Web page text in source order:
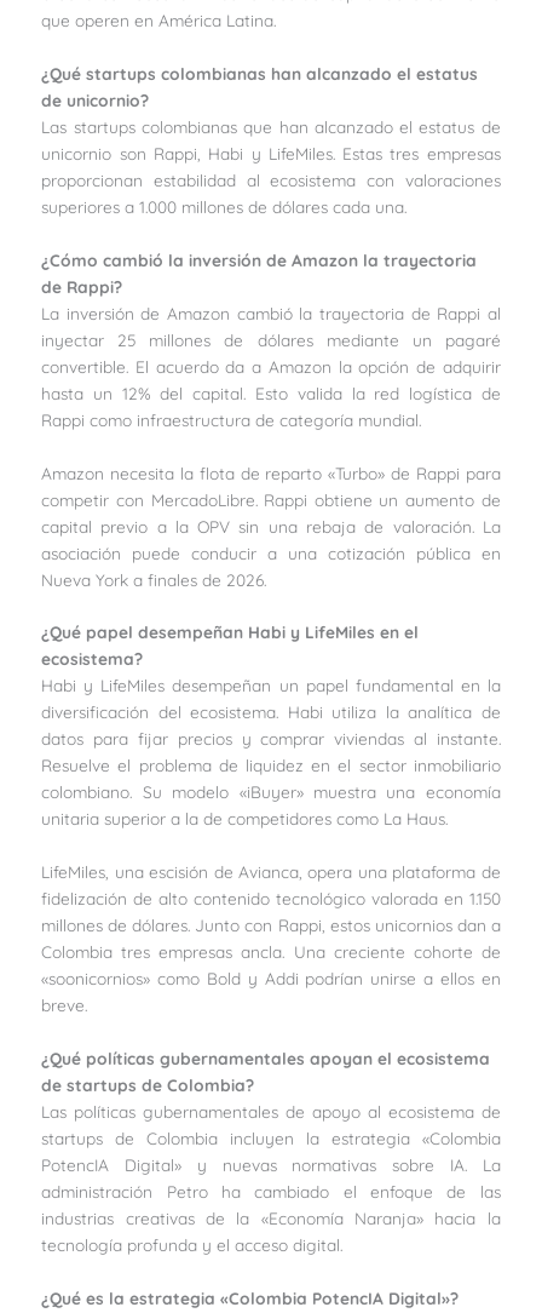
que operen en América Latina.
¿Qué startups colombianas han alcanzado el estatus
de unicornio?
Las startups colombianas que han alcanzado el estatus de
unicornio son Rappi, Habi y LifeMiles. Estas tres empresas
proporcionan estabilidad al ecosistema con valoraciones
superiores a 1.000 millones de dólares cada una.
¿Cómo cambió la inversión de Amazon la trayectoria
de Rappi?
La inversión de Amazon cambió la trayectoria de Rappi al
inyectar 25 millones de dólares mediante un pagaré
convertible. El acuerdo da a Amazon la opción de adquirir
hasta un 12% del capital. Esto valida la red logística de
Rappi como infraestructura de categoría mundial.
Amazon necesita la flota de reparto «Turbo» de Rappi para
competir con MercadoLibre. Rappi obtiene un aumento de
capital previo a la OPV sin una rebaja de valoración. La
asociación puede conducir a una cotización pública en
Nueva York a finales de 2026.
¿Qué papel desempeñan Habi y LifeMiles en el
ecosistema?
Habi y LifeMiles desempeñan un papel fundamental en la
diversificación del ecosistema. Habi utiliza la analítica de
datos para fijar precios y comprar viviendas al instante.
Resuelve el problema de liquidez en el sector inmobiliario
colombiano. Su modelo «iBuyer» muestra una economía
unitaria superior a la de competidores como La Haus.
LifeMiles, una escisión de Avianca, opera una plataforma de
fidelización de alto contenido tecnológico valorada en 1.150
millones de dólares. Junto con Rappi, estos unicornios dan a
Colombia tres empresas ancla. Una creciente cohorte de
«soonicornios» como Bold y Addi podrían unirse a ellos en
breve.
¿Qué políticas gubernamentales apoyan el ecosistema
de startups de Colombia?
Las políticas gubernamentales de apoyo al ecosistema de
startups de Colombia incluyen la estrategia «Colombia
PotencIA Digital» y nuevas normativas sobre IA. La
administración Petro ha cambiado el enfoque de las
industrias creativas de la «Economía Naranja» hacia la
tecnología profunda y el acceso digital.
¿Qué es la estrategia «Colombia PotencIA Digital»?